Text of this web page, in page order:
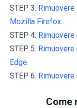
STEP 3.
Mozilla Firefox.
STEP 4.
STEP 5.
Edge.
STEP 6. Rimuovere
Come